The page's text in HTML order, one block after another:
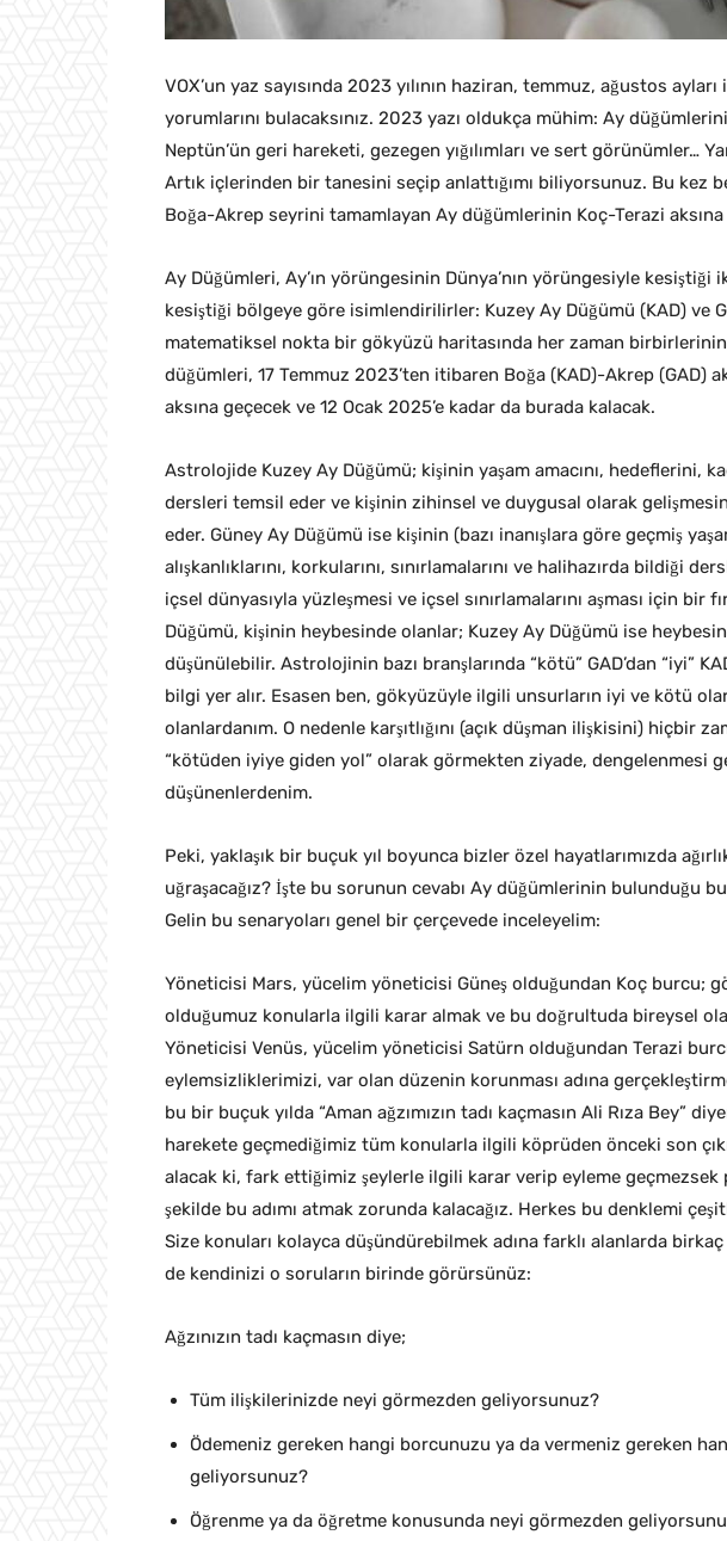
VOX’un yaz sayısında 2023 yılının haziran, temmuz, ağustos
yorumlarını bulacaksınız. 2023 yazı oldukça mühim: Ay
Neptün’ün geri hareketi, gezegen yığılımları ve sert görünümler…
Artık içlerinden bir tanesini seçip anlattığımı biliyorsunuz. Bu kez
Boğa-Akrep seyrini tamamlayan Ay düğümlerinin Koç-Terazi
Ay Düğümleri, Ay’ın yörüngesinin Dünya’nın yörüngesiyle kesiştiği
kesiştiği bölgeye göre isimlendirilirler: Kuzey Ay Düğümü (KAD) ve
matematiksel nokta bir gökyüzü haritasında her zaman birbirlerinin
düğümleri, 17 Temmuz 2023’ten itibaren Boğa (KAD)-Akrep (GAD)
aksına geçecek ve 12 Ocak 2025’e kadar da burada kalacak.
Astrolojide Kuzey Ay Düğümü; kişinin yaşam amacını, hedeflerini,
dersleri temsil eder ve kişinin zihinsel ve duygusal olarak
eder. Güney Ay Düğümü ise kişinin (bazı inanışlara göre geçmiş
alışkanlıklarını, korkularını, sınırlamalarını ve halihazırda bildiği
içsel dünyasıyla yüzleşmesi ve içsel sınırlamalarını aşması için bir
Düğümü, kişinin heybesinde olanlar; Kuzey Ay Düğümü ise
düşünülebilir. Astrolojinin bazı branşlarında “kötü” GAD’dan “iyi”
bilgi yer alır. Esasen ben, gökyüzüyle ilgili unsurların iyi ve kötü
olanlardanım. O nedenle karşıtlığını (açık düşman ilişkisini) hiçbir
“kötüden iyiye giden yol” olarak görmekten ziyade, dengelenmesi
düşünenlerdenim.
Peki, yaklaşık bir buçuk yıl boyunca bizler özel hayatlarımızda
uğraşacağız? İşte bu sorunun cevabı Ay düğümlerinin bulunduğu
Gelin bu senaryoları genel bir çerçevede inceleyelim:
Yöneticisi Mars, yücelim yöneticisi Güneş olduğundan Koç burcu;
olduğumuz konularla ilgili karar almak ve bu doğrultuda bireysel
Yöneticisi Venüs, yücelim yöneticisi Satürn olduğundan Terazi
eylemsizliklerimizi, var olan düzenin korunması adına
bu bir buçuk yılda “Aman ağzımızın tadı kaçmasın Ali Rıza Bey”
harekete geçmediğimiz tüm konularla ilgili köprüden önceki son
alacak ki, fark ettiğimiz şeylerle ilgili karar verip eyleme geçmezsek
şekilde bu adımı atmak zorunda kalacağız. Herkes bu denklemi
Size konuları kolayca düşündürebilmek adına farklı alanlarda
de kendinizi o soruların birinde görürsünüz:
Ağzınızın tadı kaçmasın diye;
Tüm ilişkilerinizde neyi görmezden geliyorsunuz?
Ödemeniz gereken hangi borcunuzu ya da vermeniz gereken
geliyorsunuz?
Öğrenme ya da öğretme konusunda neyi görmezden